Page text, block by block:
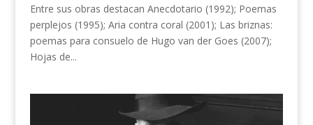
Entre sus obras destacan Anecdotario (1992); Poemas
perplejos (1995); Aria contra coral (2001); Las briznas:
poemas para consuelo de Hugo van der Goes (2007);
Hojas de...